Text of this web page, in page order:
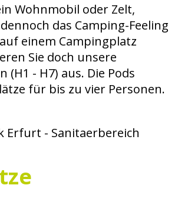
Wohnmobil oder Zelt,
das Camping-Feeling
einem Campingplatz
Sie doch unsere
(H1 - H7) aus. Die Pods
für bis zu vier Personen.